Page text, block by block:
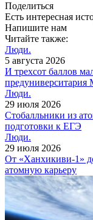
Поделиться
Есть интересная
Напишите нам
Читайте также:
Люди.
5 августа 2026
И трехсот баллов
Люди.
29 июля 2026
Cтобалльники из
подготовки к ЕГЭ
Люди.
29 июля 2026
От «Ханхикиви-1»
атомную карьеру